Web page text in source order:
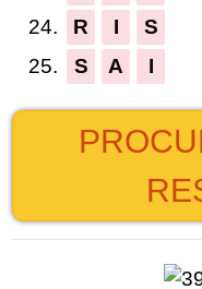
24.
R I
S
25.
S A I